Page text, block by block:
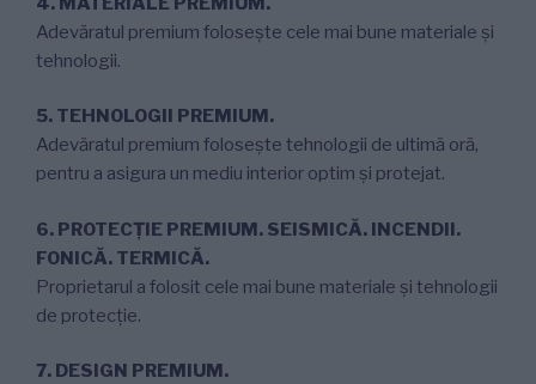
Adevăratul premium foloseşte cele mai bune materiale şi
tehnologii.
5. TEHNOLOGII PREMIUM.
Adevăratul premium foloseşte tehnologii de ultimă oră,
pentru a asigura un mediu interior optim și protejat.
6. PROTECŢIE PREMIUM. SEISMICĂ. INCENDII.
FONICĂ. TERMICĂ.
Proprietarul a folosit cele mai bune materiale şi tehnologii
de protecţie.
7. DESIGN PREMIUM.